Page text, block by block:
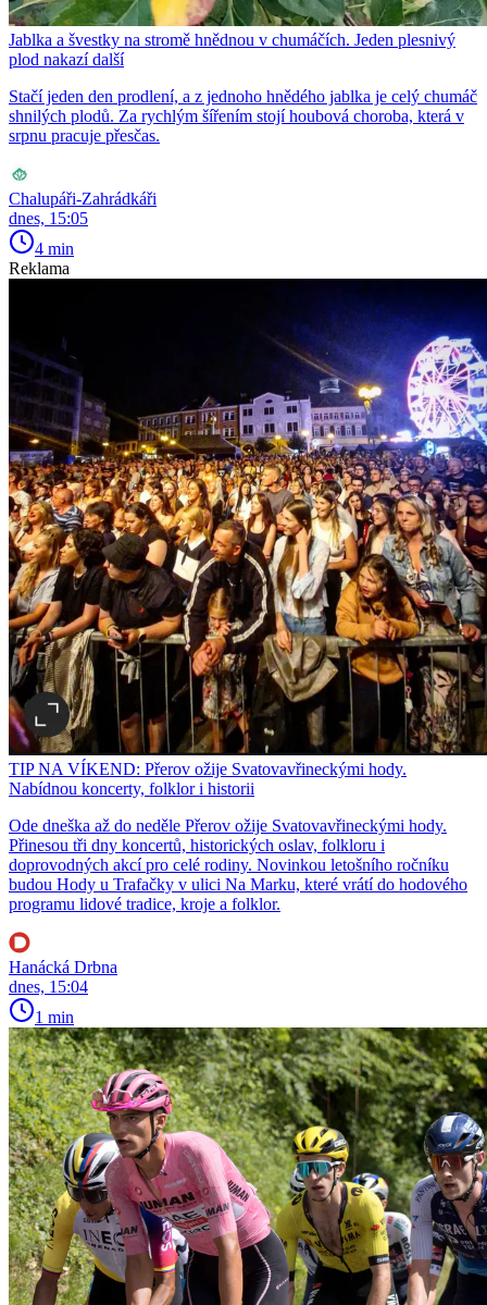
Jablka a švestky na stromě hnědnou v chumáčích. Jeden plesnivý
plod nakazí další
Stačí jeden den prodlení, a z jednoho hnědého jablka je celý chumáč
shnilých plodů. Za rychlým šířením stojí houbová choroba, která v
srpnu pracuje přesčas.
Chalupáři-Zahrádkáři
dnes, 15:05
4 min
Reklama
TIP NA VÍKEND: Přerov ožije Svatovavřineckými hody.
Nabídnou koncerty, folklor i historii
Ode dneška až do neděle Přerov ožije Svatovavřineckými hody.
Přinesou tři dny koncertů, historických oslav, folkloru i
doprovodných akcí pro celé rodiny. Novinkou letošního ročníku
budou Hody u Trafačky v ulici Na Marku, které vrátí do hodového
programu lidové tradice, kroje a folklor.
Hanácká Drbna
dnes, 15:04
1 min